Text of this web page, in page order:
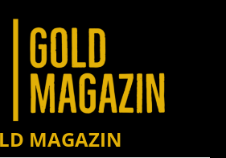
MAGAZIN